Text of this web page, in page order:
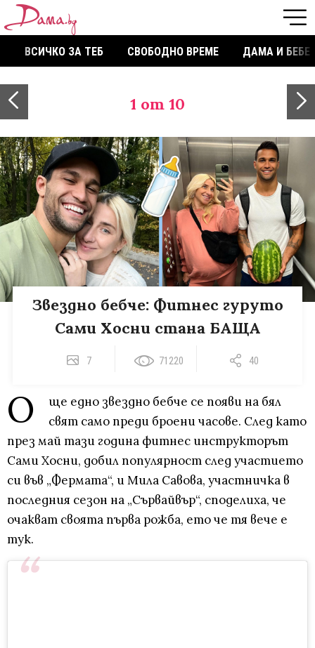
ВСИЧКО ЗА ТЕБ СВОБОДНО ВРЕМЕ ДАМА И БЕБЕ
1 от 10
Звездно бебче: Фитнес гуруто
Сами Хосни стана БАЩА
7 71220 40
О
ще едно звездно бебче се появи на бял
свят само преди броени часове. След като
през май тази година фитнес инструкторът
Сами Хосни, добил популярност след участието
си във „Фермата“, и Мила Савова, участничка в
последния сезон на „Сървайвър“, споделиха, че
очакват своята първа рожба, ето че тя вече е
тук.